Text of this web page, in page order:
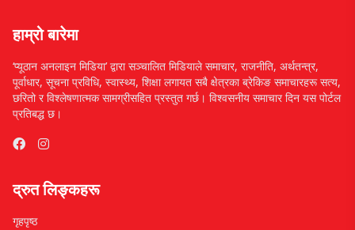
हाम्रो बारेमा
‘प्यूठान अनलाइन मिडिया’ द्वारा सञ्चालित मिडियाले समाचार, राजनीति, अर्थतन्त्र,
पूर्वाधार, सूचना प्रविधि, स्वास्थ्य, शिक्षा लगायत सबै क्षेत्रका ब्रेकिङ समाचारहरू सत्य,
छरितो र विश्लेषणात्मक सामग्रीसहित प्रस्तुत गर्छ। विश्वसनीय समाचार दिन यस पोर्टल
प्रतिबद्ध छ।
द्रुत लिङ्कहरू
गृहपृष्ठ